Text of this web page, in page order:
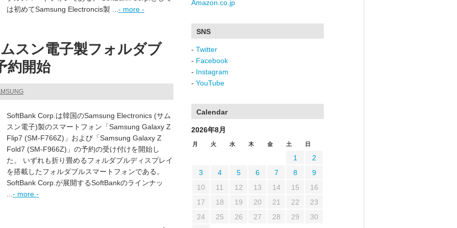
は初めてSamsung Electroncis製 ... - more -
スン電子製フォルダブ
約開始
SoftBank Corp.は韓国のSamsung Electronics (サム
スン電子)製のスマートフォン「Samsung Galaxy Z
Flip7 (SM-F766Z)」および「Samsung Galaxy Z
Fold7 (SM-F966Z)」の予約の受け付けを開始し
た。 いずれも折り畳めるフォルダブルディスプレイ
を搭載したフォルダブルスマートフォンである。
SoftBank Corp.が展開するSoftBankのラインナッ
- more -
Amazon.co.jp
SNS
- Twitter
- Facebook
- Instagram
- YouTube
Calendar
2026年8月
月 火 水 木 金 土 日
1
2
3
4 5 6 7 8
9
10
11 12 13 14 15
16
17
18 19 20 21 22
23
24
25 26 27 28 29
30